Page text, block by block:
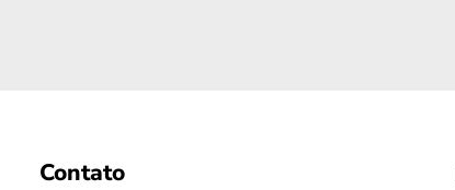
Contato